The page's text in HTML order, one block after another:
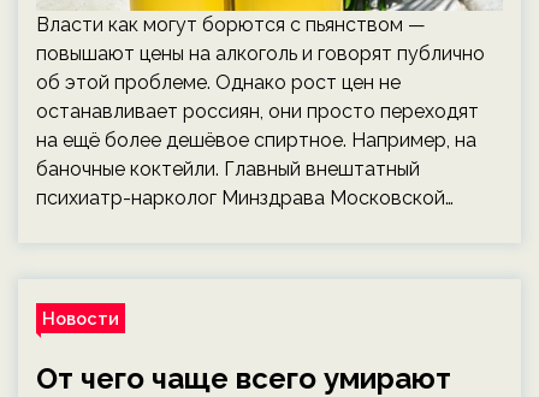
Власти как могут борются с пьянством —
повышают цены на алкоголь и говорят публично
об этой проблеме. Однако рост цен не
останавливает россиян, они просто переходят
на ещё более дешёвое спиртное. Например, на
баночные коктейли. Главный внештатный
психиатр-нарколог Минздрава Московской…
Новости
От чего чаще всего умирают